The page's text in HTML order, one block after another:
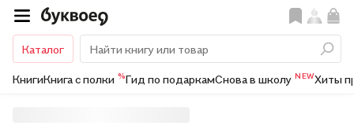
Каталог
КнигиКнига с полки %Гид по подаркамСнова в школу NEWХиты